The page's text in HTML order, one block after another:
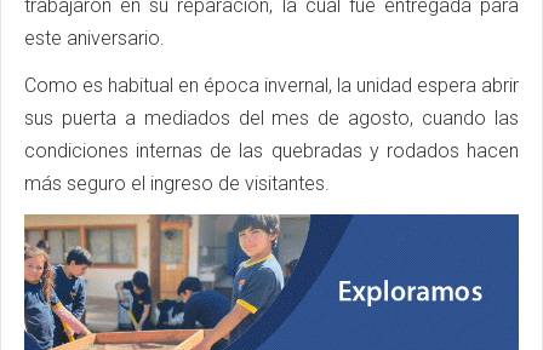
trabajaron en su reparación, la cual fue entregada para
este aniversario.
Como es habitual en época invernal, la unidad espera abrir
sus puerta a mediados del mes de agosto, cuando las
condiciones internas de las quebradas y rodados hacen
más seguro el ingreso de visitantes.